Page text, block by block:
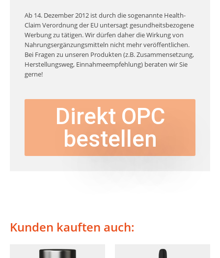
Ab 14. Dezember 2012 ist durch die sogenannte Health-
Claim Verordnung der EU untersagt gesundheitsbezogene
Werbung zu tätigen. Wir dürfen daher die Wirkung von
Nahrungsergänzungsmitteln nicht mehr veröffentlichen.
Bei Fragen zu unseren Produkten (z.B. Zusammensetzung,
Herstellungsweg, Einnahmeempfehlung) beraten wir Sie
gerne!
Direkt OPC
bestellen
Kunden kauften auch: